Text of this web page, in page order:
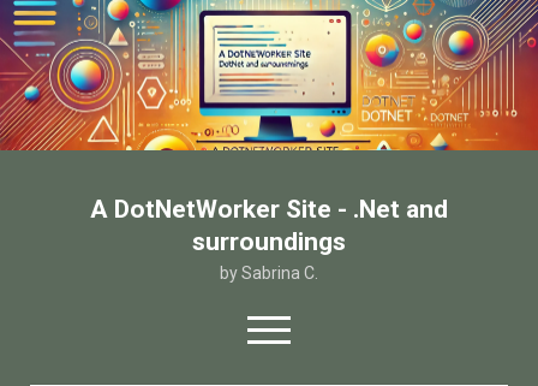
A DotNetWorker Site - .Net and
surroundings
by Sabrina C.
open
menu